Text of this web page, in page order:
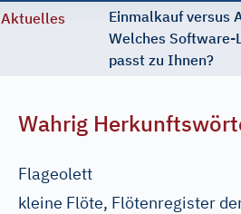
Aktuelles
Einmalkauf versus
Welches Software-
passt zu Ihnen?
Wahrig
Flageolett
kleine Flöte, Flötenregister